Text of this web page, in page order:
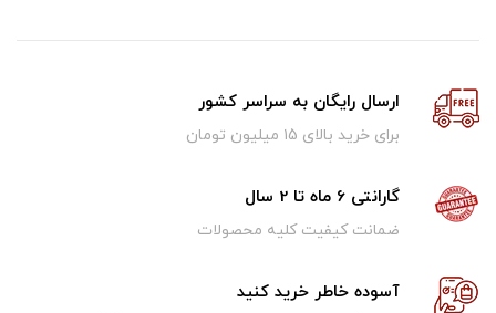
ارسال رایگان به سراسر کشور
برای خرید بالای ۱5 میلیون تومان
گارانتی 6 ماه تا 2 سال
ضمانت کیفیت کلیه محصولات
آسوده خاطر خرید کنید